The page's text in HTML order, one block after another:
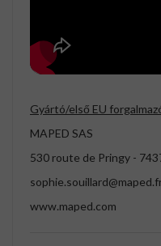
Gyártó/első EU
MAPED SAS
530 route de Pringy -
www.maped.com